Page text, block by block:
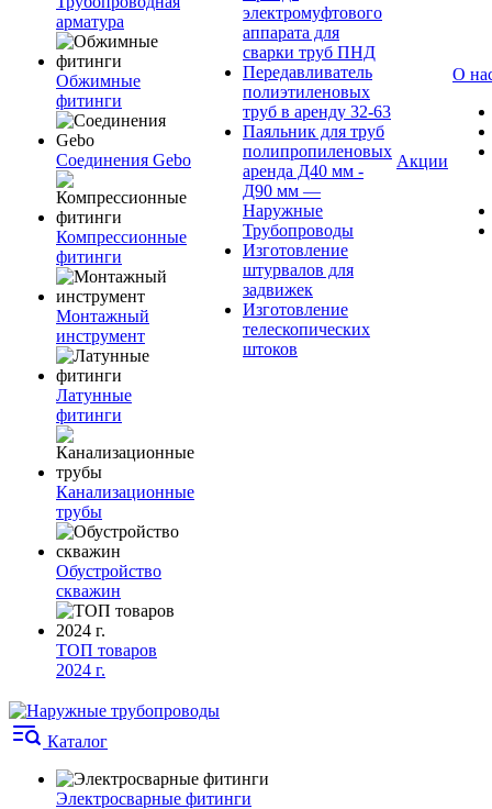
арматура
Обжимные
фитинги
Соединения Gebo
Компрессионные
фитинги
Монтажный
инструмент
Латунные
фитинги
Канализационные
трубы
Обустройство
скважин
ТОП товаров
2024 г.
электромуфтового
аппарата для
сварки труб ПНД
Передавливатель
полиэтиленовых
труб в аренду 32-63
Паяльник для труб
полипропиленовых
аренда Д40 мм -
Д90 мм —
Наружные
Трубопроводы
Изготовление
штурвалов для
задвижек
Изготовление
телескопических
штоков
Акции
О
Каталог
Электросварные фитинги